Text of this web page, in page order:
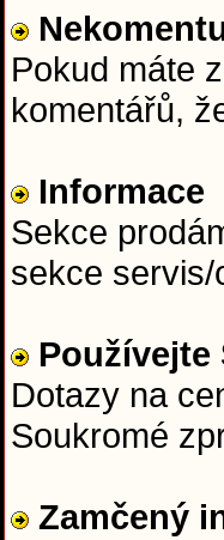
Pokud máte
komentářů,
Informace
Sekce
sekce servis/
Používejte
Dotazy na
Soukromé
Zamčený